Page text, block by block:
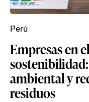
Empresas en
ambiental y
residuos
Perú